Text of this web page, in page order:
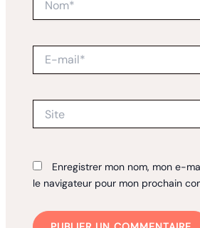
mail*
Enregistrer mon nom, mon e-
le navigateur pour mon prochain